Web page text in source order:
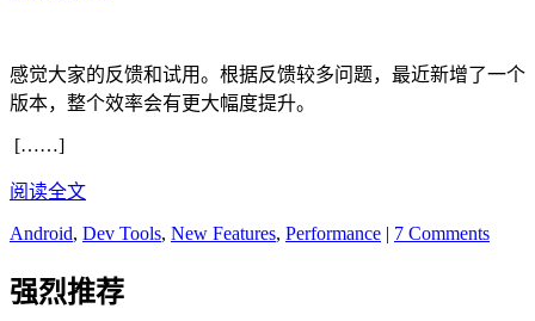
感觉大家的反馈和试用。根据反馈较多问题，最近新增了一个
版本，整个效率会有更大幅度提升。
[……]
阅读全文
Android, Dev Tools, New Features, Performance | 7 Comments
强烈推荐